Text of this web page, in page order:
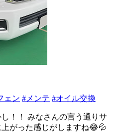
ェン #メンテ #オイル交換
！！ みなさんの言う通りサ
がった感じがしますね😂💦